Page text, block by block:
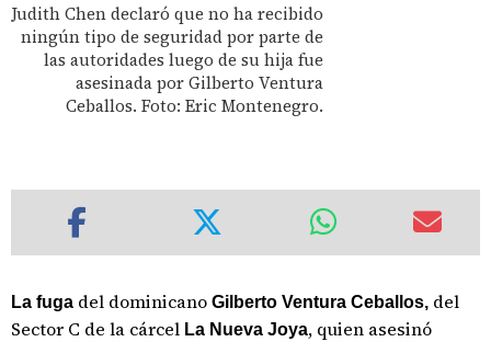
Judith Chen declaró que no ha recibido
ningún tipo de seguridad por parte de
las autoridades luego de su hija fue
asesinada por Gilberto Ventura
Ceballos. Foto: Eric Montenegro.
La fuga del dominicano Gilberto Ventura Ceballos, del
Sector C de la cárcel La Nueva Joya, quien asesinó